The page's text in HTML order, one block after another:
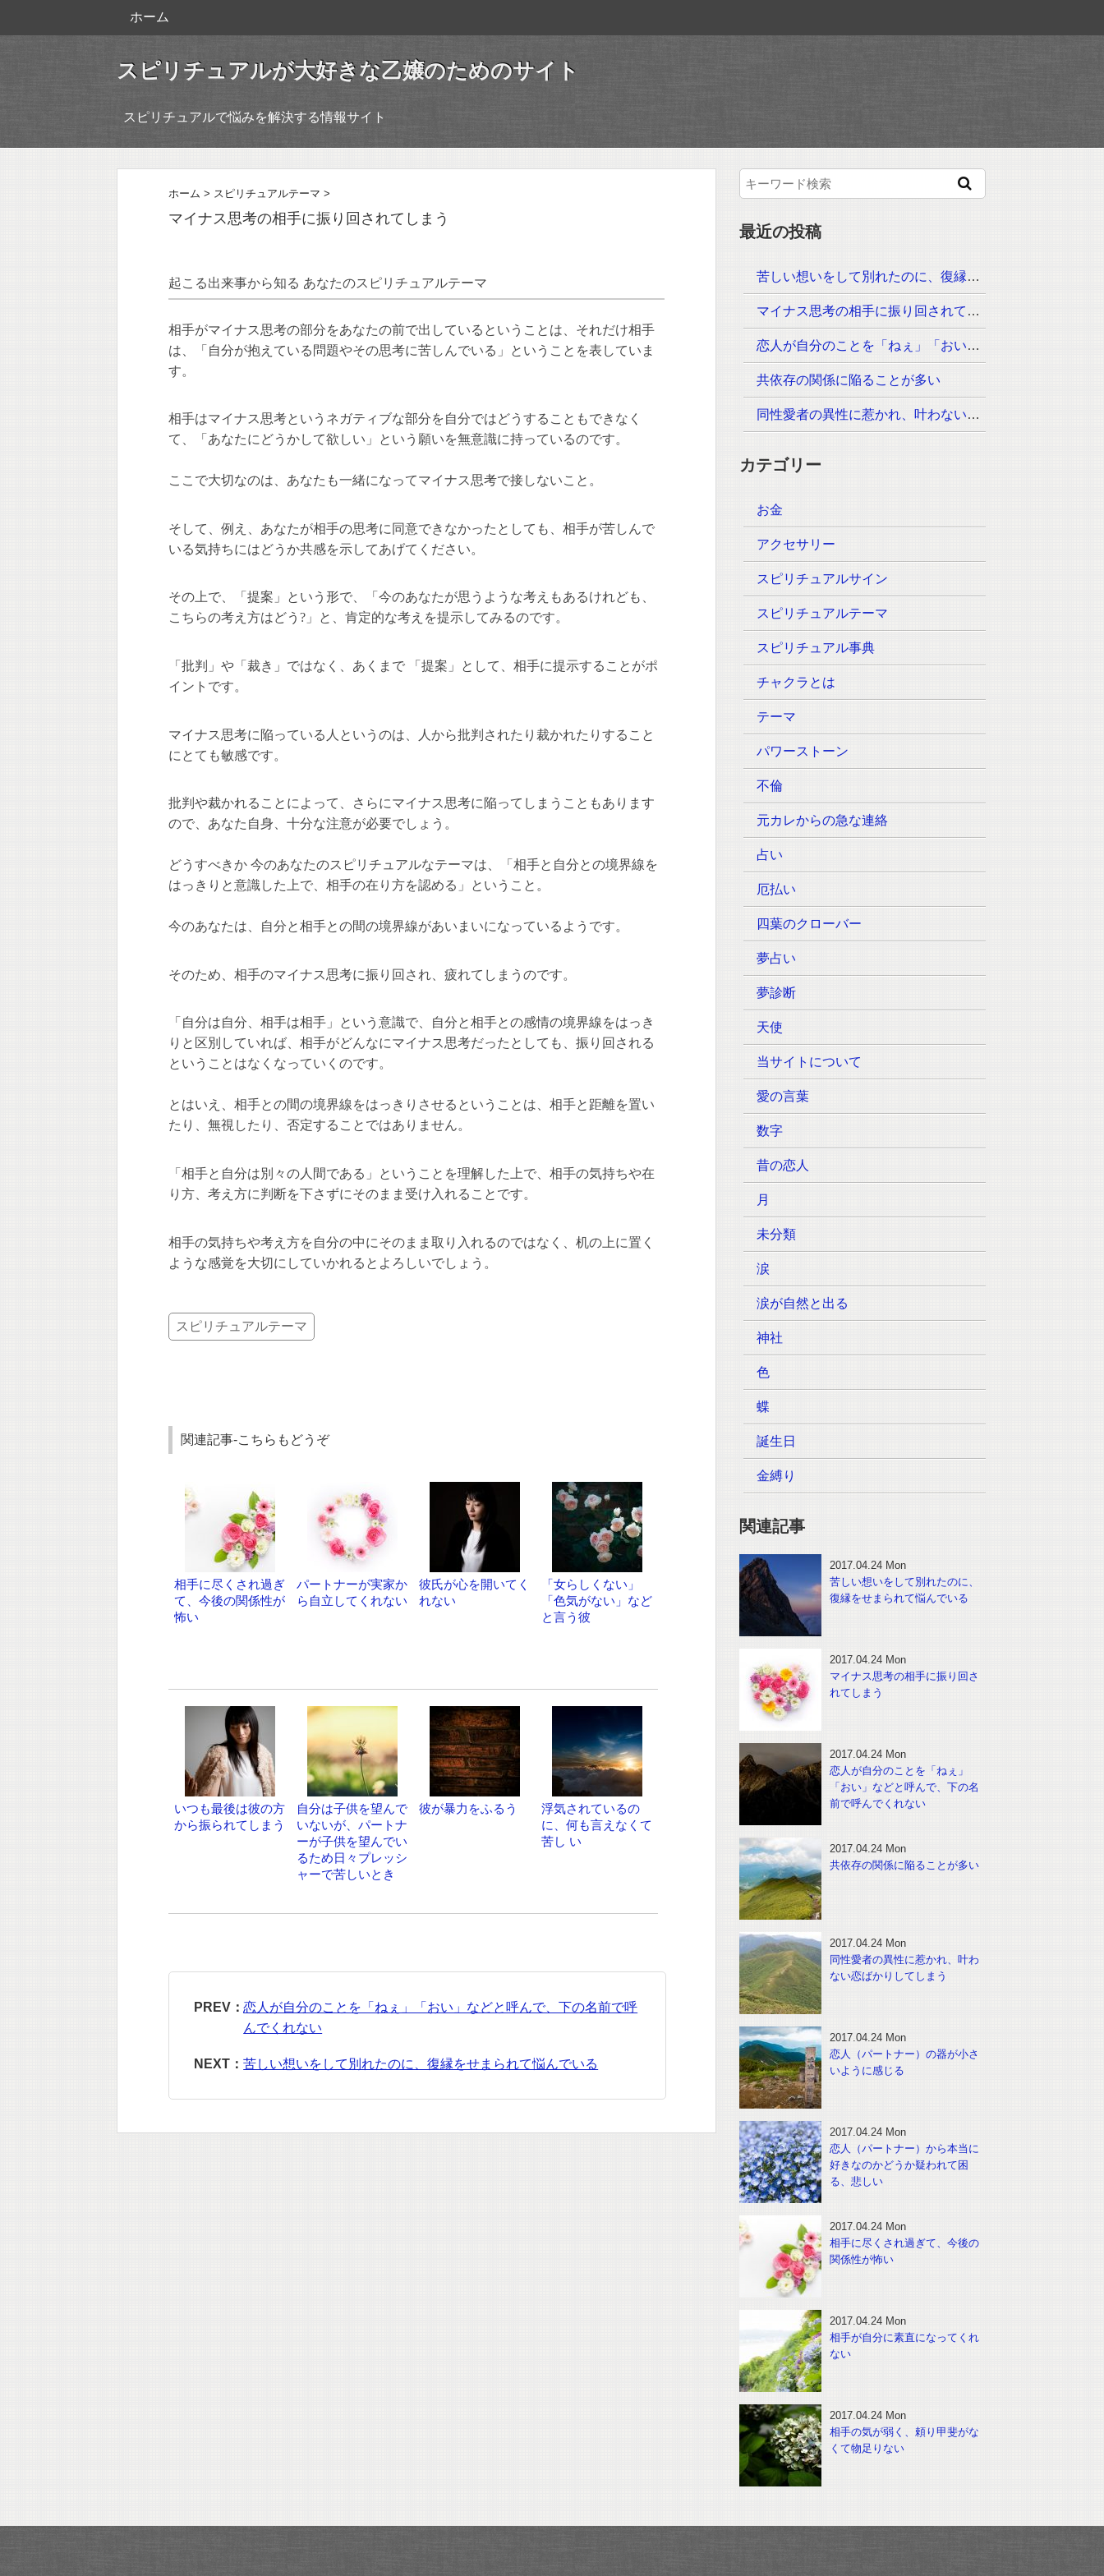
ホーム
スピリチュアルが大好きな乙嬢のためのサイト
スピリチュアルで悩みを解決する情報サイト
ホーム > スピリチュアルテーマ >
マイナス思考の相手に振り回されてしまう
起こる出来事から知る あなたのスピリチュアルテーマ
相手がマイナス思考の部分をあなたの前で出しているということは、それだけ相手
は、「自分が抱えている問題やその思考に苦しんでいる」ということを表していま
す。
相手はマイナス思考というネガティブな部分を自分ではどうすることもできなく
て、「あなたにどうかして欲しい」という願いを無意識に持っているのです。
ここで大切なのは、あなたも一緒になってマイナス思考で接しないこと。
そして、例え、あなたが相手の思考に同意できなかったとしても、相手が苦しんで
いる気持ちにはどうか共感を示してあげてください。
その上で、「提案」という形で、「今のあなたが思うような考えもあるけれども、
こちらの考え方はどう?」と、肯定的な考えを提示してみるのです。
「批判」や「裁き」ではなく、あくまで 「提案」として、相手に提示することがポ
イントです。
マイナス思考に陥っている人というのは、人から批判されたり裁かれたりすること
にとても敏感です。
批判や裁かれることによって、さらにマイナス思考に陥ってしまうこともあります
ので、あなた自身、十分な注意が必要でしょう。
どうすべきか 今のあなたのスピリチュアルなテーマは、「相手と自分との境界線を
はっきりと意識した上で、相手の在り方を認める」ということ。
今のあなたは、自分と相手との間の境界線があいまいになっているようです。
そのため、相手のマイナス思考に振り回され、疲れてしまうのです。
「自分は自分、相手は相手」という意識で、自分と相手との感情の境界線をはっき
りと区別していれば、相手がどんなにマイナス思考だったとしても、振り回される
ということはなくなっていくのです。
とはいえ、相手との間の境界線をはっきりさせるということは、相手と距離を置い
たり、無視したり、否定することではありません。
「相手と自分は別々の人間である」ということを理解した上で、相手の気持ちや在
り方、考え方に判断を下さずにそのまま受け入れることです。
相手の気持ちや考え方を自分の中にそのまま取り入れるのではなく、机の上に置く
ような感覚を大切にしていかれるとよろしいでしょう。
スピリチュアルテーマ
関連記事-こちらもどうぞ
相手に尽くされ過ぎ
て、今後の関係性が
怖い
パートナーが実家か
ら自立してくれない
彼氏が心を開いてく
れない
「女らしくない」
「色気がない」など
と言う彼
いつも最後は彼の方
から振られてしまう
自分は子供を望んで
いないが、パートナ
ーが子供を望んでい
るため日々プレッシ
ャーで苦しいとき
彼が暴力をふるう
浮気されているの
に、何も言えなくて
苦し い
PREV：恋人が自分のことを「ねぇ」「おい」などと呼んで、下の名前で呼
んでくれない
NEXT：苦しい想いをして別れたのに、復縁をせまられて悩んでいる
最近の投稿
苦しい想いをして別れたのに、復縁をせまられて悩んでいる
マイナス思考の相手に振り回されてしまう
恋人が自分のことを「ねぇ」「おい」などと呼んで、下の名前で呼んでくれない
共依存の関係に陥ることが多い
同性愛者の異性に惹かれ、叶わない恋ばかりしてしまう
カテゴリー
お金
アクセサリー
スピリチュアルサイン
スピリチュアルテーマ
スピリチュアル事典
チャクラとは
テーマ
パワーストーン
不倫
元カレからの急な連絡
占い
厄払い
四葉のクローバー
夢占い
夢診断
天使
当サイトについて
愛の言葉
数字
昔の恋人
月
未分類
涙
涙が自然と出る
神社
色
蝶
誕生日
金縛り
関連記事
2017.04.24 Mon
苦しい想いをして別れたのに、
復縁をせまられて悩んでいる
2017.04.24 Mon
マイナス思考の相手に振り回さ
れてしまう
2017.04.24 Mon
恋人が自分のことを「ねぇ」
「おい」などと呼んで、下の名
前で呼んでくれない
2017.04.24 Mon
共依存の関係に陥ることが多い
2017.04.24 Mon
同性愛者の異性に惹かれ、叶わ
ない恋ばかりしてしまう
2017.04.24 Mon
恋人（パートナー）の器が小さ
いように感じる
2017.04.24 Mon
恋人（パートナー）から本当に
好きなのかどうか疑われて困
る、悲しい
2017.04.24 Mon
相手に尽くされ過ぎて、今後の
関係性が怖い
2017.04.24 Mon
相手が自分に素直になってくれ
ない
2017.04.24 Mon
相手の気が弱く、頼り甲斐がな
くて物足りない